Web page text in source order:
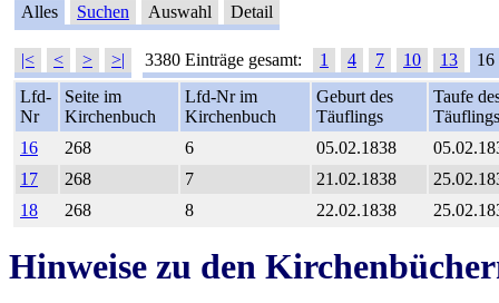
Alles Suchen Auswahl Detail
|< < > >| 3380 Einträge gesamt: 1 4 7 10 13
16
Lfd-
Nr
Seite im
Kirchenbuch
Lfd-Nr im
Kirchenbuch
Geburt des
Täuflings
Taufe
Täuflings
16
268 6 05.02.1838
17
268 7 21.02.1838
18
268 8 22.02.1838
Hinweise zu den